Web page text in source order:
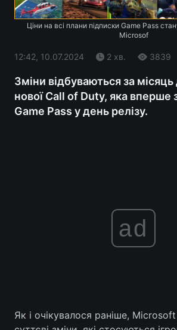
Ціни на всі плани підписки Game Pass
Microsof
12:42, 10.07.2024 2 хв. 3839
Зміни відбуваються за
нової Call of Duty, яка вперше
Game Pass у день релізу.
ad
Як і очікувалося раніше,